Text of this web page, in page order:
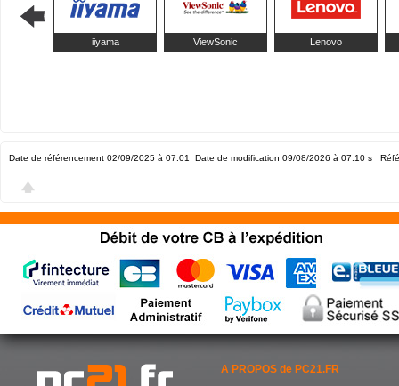
iiyama ViewSonic Lenovo
Date de référencement 02/09/2025 à 07:01 Date de modification 09/08/2026 à 07:10 s
A PROPOS de PC21.FR